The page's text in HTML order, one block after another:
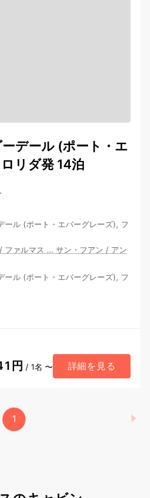
デール (ポート・エ
リダ発 14泊
ール (ポート・エバーグレーズ), フ
/ ファルマス … サン・フアン / アン
ール (ポート・エバーグレーズ), フ
円 / 1名 〜 詳細を見る
1